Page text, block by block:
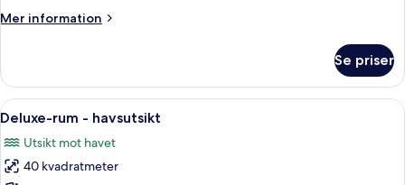
havsutsikt
Mer information
Mer
Presidential
terrass
havsutsikt
Se priser
Öppna
alla
foton
för
Ett hotellrum med en stor säng,
6
Deluxe-rum - havsutsikt
Utsikt mot havet
40 kvadratmeter